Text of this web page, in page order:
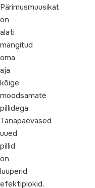
Pärimusmuusikat
on
alati
mängitud
oma
aja
kõige
moodsamate
pillidega.
Tänapäevased
uued
pillid
on
luuperid,
efektiplokid,